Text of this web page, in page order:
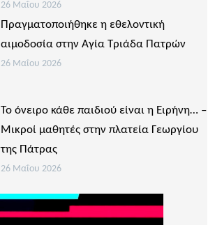
26 Μαΐου 2026
Πραγματοποιήθηκε η εθελοντική
αιμοδοσία στην Αγία Τριάδα Πατρών
26 Μαΐου 2026
Το όνειρο κάθε παιδιού είναι η Ειρήνη… –
Μικροί μαθητές στην πλατεία Γεωργίου
της Πάτρας
26 Μαΐου 2026